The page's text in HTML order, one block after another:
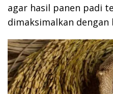
agar hasil panen padi
dimaksimalkan dengan